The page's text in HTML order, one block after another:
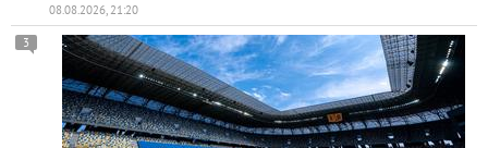
08.08.2026, 21:20
3